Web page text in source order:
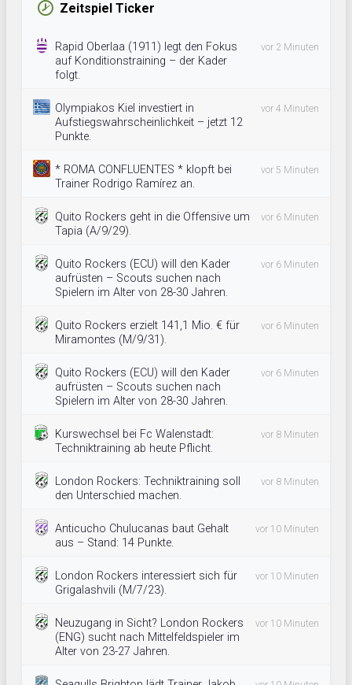
Zeitspiel Ticker
Rapid Oberlaa (1911) legt den Fokus
auf Konditionstraining – der Kader
folgt.
vor 2 Minuten
Olympiakos Kiel investiert in
Aufstiegswahrscheinlichkeit – jetzt 12
Punkte.
vor 4 Minuten
* ROMA CONFLUENTES * klopft bei
Trainer Rodrigo Ramírez an.
vor 5 Minuten
Quito Rockers geht in die Offensive um
Tapia (A/9/29).
vor 6 Minuten
Quito Rockers (ECU) will den Kader
aufrüsten – Scouts suchen nach
Spielern im Alter von 28-30 Jahren.
vor 6 Minuten
Quito Rockers erzielt 141,1 Mio. € für
Miramontes (M/9/31).
vor 6 Minuten
Quito Rockers (ECU) will den Kader
aufrüsten – Scouts suchen nach
Spielern im Alter von 28-30 Jahren.
vor 6 Minuten
Kurswechsel bei Fc Walenstadt:
Techniktraining ab heute Pflicht.
vor 8 Minuten
London Rockers: Techniktraining soll
den Unterschied machen.
vor 8 Minuten
Anticucho Chulucanas baut Gehalt
aus – Stand: 14 Punkte.
vor 10 Minuten
London Rockers interessiert sich für
Grigalashvili (M/7/23).
vor 10 Minuten
Neuzugang in Sicht? London Rockers
(ENG) sucht nach Mittelfeldspieler im
Alter von 23-27 Jahren.
vor 10 Minuten